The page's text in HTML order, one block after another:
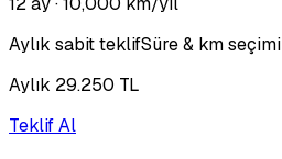
Aylık sabit teklifSüre & km seçimi
Aylık 29.250 TL
Teklif Al